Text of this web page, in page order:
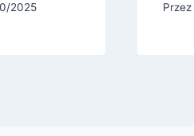
2025 Przez